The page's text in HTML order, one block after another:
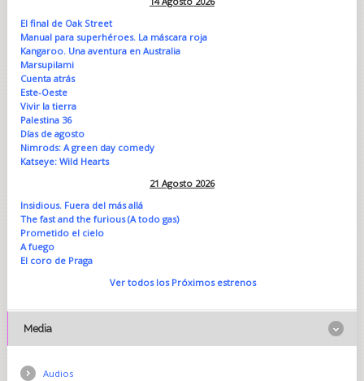
El final de Oak Street
Manual para superhéroes. La máscara roja
Kangaroo. Una aventura en Australia
Marsupilami
Cuenta atrás
Este-Oeste
Vivir la tierra
Palestina 36
Días de agosto
Nimrods: A green day comedy
Katseye: Wild Hearts
21 Agosto 2026
Insidious. Fuera del más allá
The fast and the furious (A todo gas)
Prometido el cielo
A fuego
El coro de Praga
Ver todos los Próximos estrenos
Media
Audios